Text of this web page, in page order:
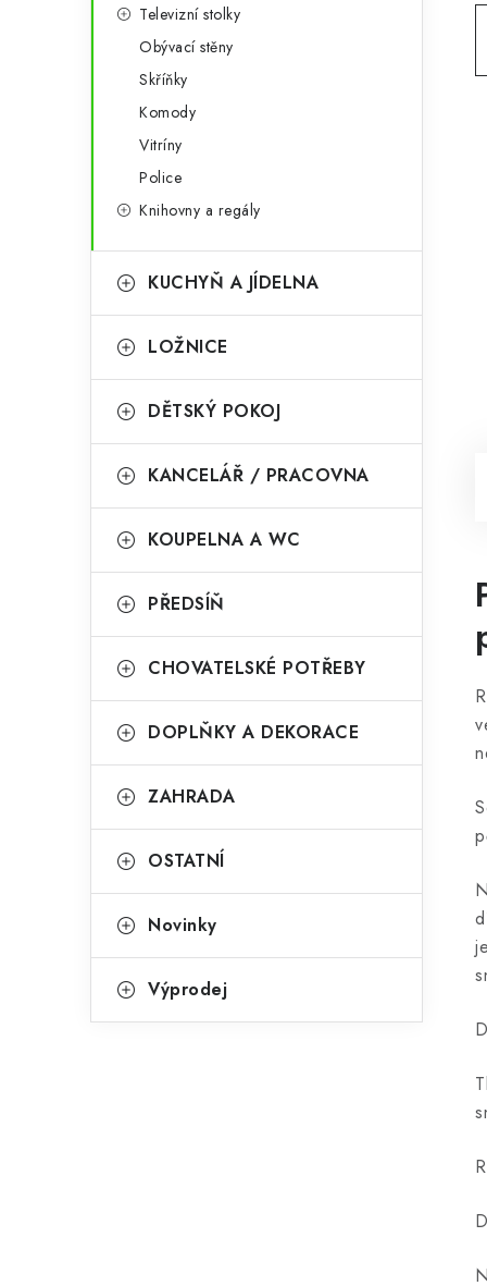
Televizní stolky
Obývací stěny
Skříňky
Komody
Vitríny
Police
Knihovny a regály
KUCHYŇ A JÍDELNA
LOŽNICE
DĚTSKÝ POKOJ
KANCELÁŘ / PRACOVNA
KOUPELNA A WC
PŘEDSÍŇ
CHOVATELSKÉ POTŘEBY
DOPLŇKY A DEKORACE
ZAHRADA
OSTATNÍ
Novinky
Výprodej